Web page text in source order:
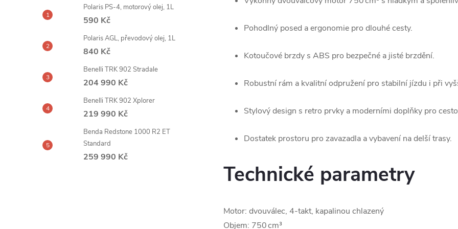
Polaris PS-4, motorový olej, 1L
590 Kč
Polaris AGL, převodový olej, 1L
840 Kč
Benelli TRK 902 Stradale
204 990 Kč
Benelli TRK 902 Xplorer
219 990 Kč
Benda Redstone 1000 R2 ET
Standard
259 990 Kč
Pohodlný posed a ergonomie pro dlouhé cesty.
Kotoučové brzdy s ABS pro bezpečné a jisté brzdění.
Robustní rám a kvalitní odpružení pro stabilní jízdu i při
Stylový design s retro prvky a moderními doplňky pro
Dostatek prostoru pro zavazadla a vybavení na delší trasy.
Technické parametry
Motor: dvouválec, 4-takt, kapalinou chlazený
Objem: 750 cm³